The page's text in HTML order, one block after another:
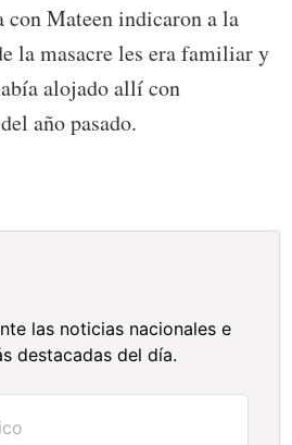
con Mateen indicaron a la
la masacre les era familiar y
alojado allí con
año pasado.
las noticias nacionales e
destacadas del día.